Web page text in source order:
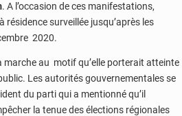
. A l’occasion de ces manifestations,
résidence surveillée jusqu’après les
2020.
marche au motif qu’elle porterait atteinte
Les autorités gouvernementales se
du parti qui a mentionné qu’il
la tenue des élections régionales